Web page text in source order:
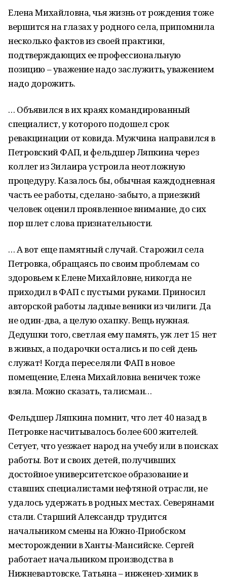
Елена Михайловна, чья жизнь от рождения тоже
вершится на глазах у родного села, припомнила
несколько фактов из своей практики,
подтверждающих ее профессиональную
позицию – уважение надо заслужить, уважением
надо дорожить.
… Объявился в их краях командированный
специалист, у которого подошел срок
ревакцинации от ковида. Мужчина направился в
Петровский ФАП, и фельдшер Ляпкина через
коллег из Зилаира устроила неотложную
процедуру. Казалось бы, обычная каждодневная
часть ее работы, сделано-забыто, а приезжий
человек оценил проявленное внимание, до сих
пор шлет слова признательности.
… А вот еще памятный случай. Старожил села
Петровка, обращаясь по своим проблемам со
здоровьем к Елене Михайловне, никогда не
приходил в ФАП с пустыми руками. Приносил
авторской работы ладные веники из чилиги. Да
не один-два, а целую охапку. Вещь нужная.
Дедушки того, светлая ему память, уж лет 15 нет
в живых, а подарочки остались и по сей день
служат! Когда переселяли ФАП в новое
помещение, Елена Михайловна веничек тоже
взяла. Можно сказать, талисман…
Фельдшер Ляпкина помнит, что лет 40 назад в
Петровке насчитывалось более 600 жителей.
Сетует, что уезжает народ на учебу или в поисках
работы. Вот и своих детей, получивших
достойное университетское образование и
ставших специалистами нефтяной отрасли, не
удалось удержать в родных местах. Северянами
стали. Старший Александр трудится
начальником смены на Южно-Приобском
месторождении в Ханты-Мансийске. Сергей
работает начальником производства в
Нижневартовске, Татьяна – инженер-химик в